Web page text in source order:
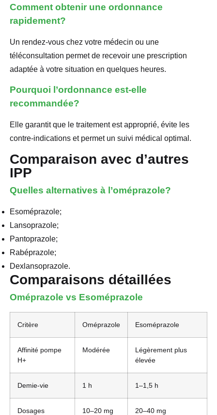
Comment obtenir une ordonnance
rapidement?
Un rendez-vous chez votre médecin ou une
téléconsultation permet de recevoir une prescription
adaptée à votre situation en quelques heures.
Pourquoi l’ordonnance est-elle
recommandée?
Elle garantit que le traitement est approprié, évite les
contre-indications et permet un suivi médical optimal.
Comparaison avec d’autres
IPP
Quelles alternatives à l’oméprazole?
Esoméprazole;
Lansoprazole;
Pantoprazole;
Rabéprazole;
Dexlansoprazole.
Comparaisons détaillées
Oméprazole vs Esoméprazole
Critère Oméprazole Esoméprazole
Affinité pompe
H+
Modérée
Légèrement plus
élevée
Demie-vie 1 h 1–1,5 h
Dosages 10–20 mg 20–40 mg